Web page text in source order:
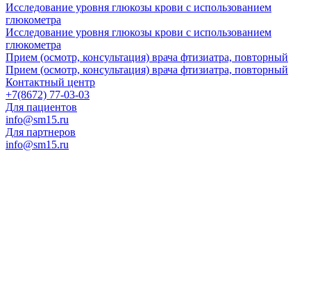
Исследование уровня глюкозы крови с использованием
глюкометра
Исследование уровня глюкозы крови с использованием
глюкометра
Прием (осмотр, консультация) врача фтизиатра, повторный
Прием (осмотр, консультация) врача фтизиатра, повторный
Контактный центр
+7(8672) 77-03-03
Для пациентов
info@sm15.ru
Для партнеров
info@sm15.ru